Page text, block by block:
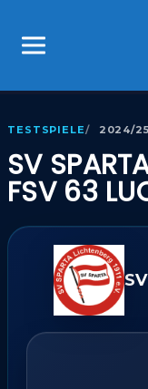
TESTSPIELE 2024/
SV
FSV 63